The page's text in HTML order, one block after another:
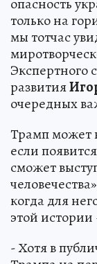
только на
мы тотчас
Экспертного
развития
очередных
Трамп может
если
сможет
когда для
этой
- Хотя в